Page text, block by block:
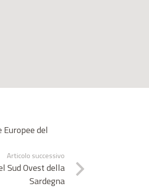
del
Articolo successivo
Sud Ovest della
Sardegna